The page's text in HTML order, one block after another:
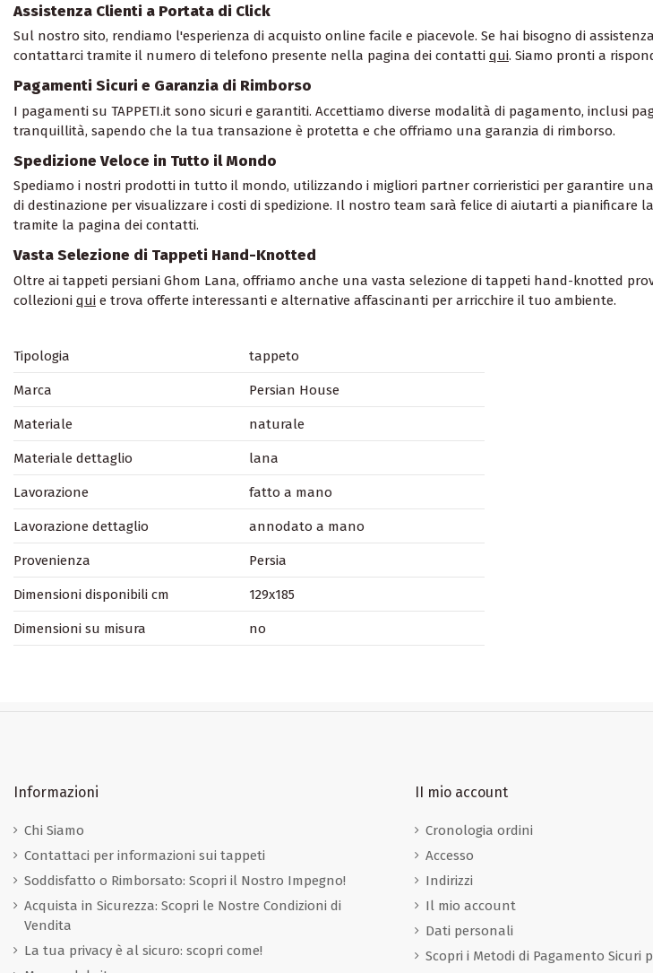
Assistenza Clienti a Portata di Click
Sul nostro sito, rendiamo l'esperienza di acquisto online facile e piacevole. Se hai bisogno di
contattarci tramite il numero di telefono presente nella pagina dei contatti qui. Siamo pronti a
Pagamenti Sicuri e Garanzia di Rimborso
I pagamenti su TAPPETI.it sono sicuri e garantiti. Accettiamo diverse modalità di pagamento, inclusi
tranquillità, sapendo che la tua transazione è protetta e che offriamo una garanzia di rimborso.
Spedizione Veloce in Tutto il Mondo
Spediamo i nostri prodotti in tutto il mondo, utilizzando i migliori partner corrieristici per garantire
di destinazione per visualizzare i costi di spedizione. Il nostro team sarà felice di aiutarti a
tramite la pagina dei contatti.
Vasta Selezione di Tappeti Hand-Knotted
Oltre ai tappeti persiani Ghom Lana, offriamo anche una vasta selezione di tappeti hand-knotted
collezioni qui e trova offerte interessanti e alternative affascinanti per arricchire il tuo ambiente.
Tipologia tappeto
Marca Persian House
Materiale naturale
Materiale dettaglio lana
Lavorazione fatto a mano
Lavorazione dettaglio annodato a mano
Provenienza Persia
Dimensioni disponibili cm 129x185
Dimensioni su misura no
Informazioni
Chi Siamo
Contattaci per informazioni sui tappeti
Soddisfatto o Rimborsato: Scopri il Nostro Impegno!
Acquista in Sicurezza: Scopri le Nostre Condizioni di
Vendita
La tua privacy è al sicuro: scopri come!
II mio account
Cronologia ordini
Accesso
Indirizzi
Il mio account
Dati personali
Scopri i Metodi di Pagamento Sicuri